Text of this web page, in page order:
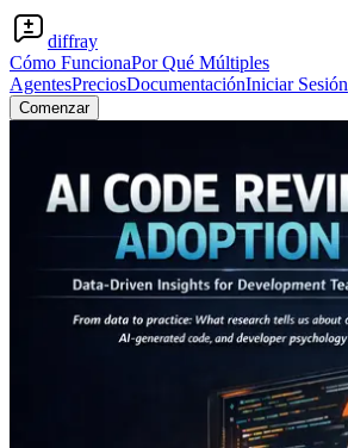
diffray
Cómo FuncionaPor Qué Múltiples
AgentesPreciosDocumentaciónIniciar Sesión
Comenzar